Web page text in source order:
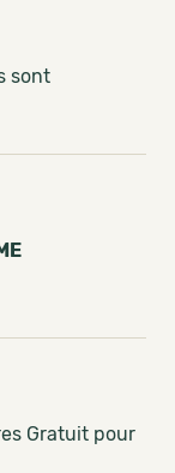
sont
Gratuit pour